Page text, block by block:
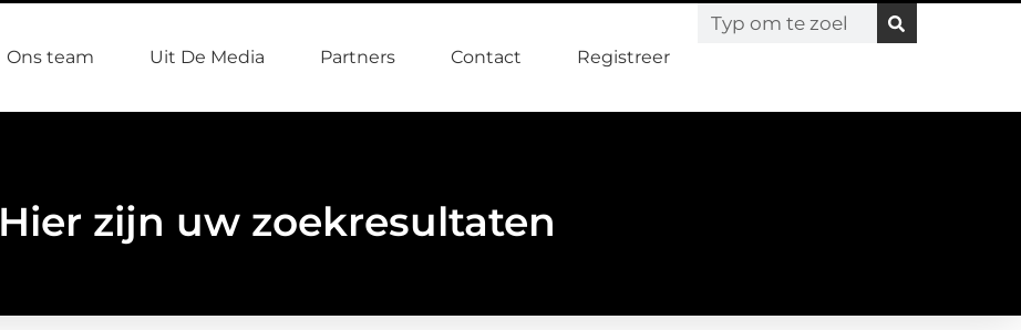
Ons team Uit De Media Partners Contact Registreer
Hier zijn uw zoekresultaten